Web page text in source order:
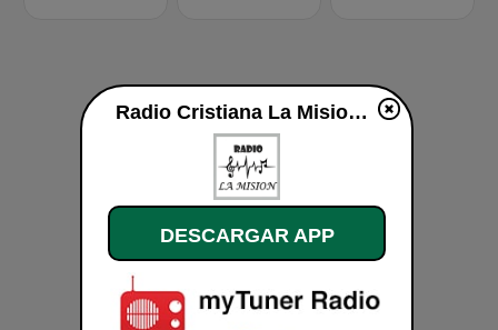
Radio Cristiana La Mision en vivo
DESCARGAR APP